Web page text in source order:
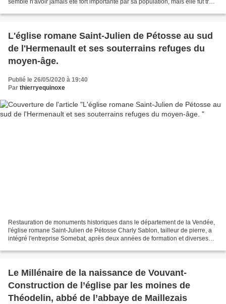
L'église romane Saint-Julien de Pétosse au sud
de l'Hermenault et ses souterrains refuges du
moyen-âge.
Publié le 26/05/2020 à 19:40
Par thierryequinoxe
Restauration de monuments historiques dans le département de la Vendée,
l'église romane Saint-Julien de Pétosse Charly Sablon, tailleur de pierre, a
intégré l'entreprise Somebat, après deux années de formation et diverses
Le Millénaire de la naissance de Vouvant-
Construction de l’église par les moines de
Théodelin, abbé de l’abbaye de Maillezais